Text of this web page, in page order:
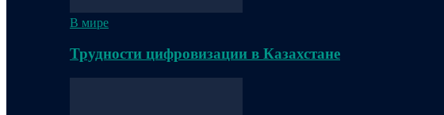
В мире
Трудности цифровизации в Казахстане